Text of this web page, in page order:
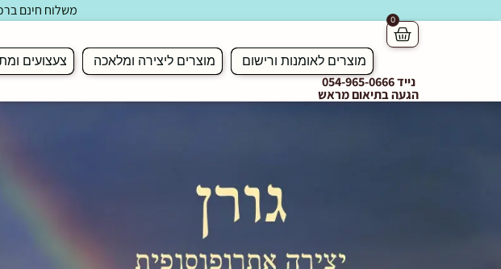
משלוח חינם
0
מוצרים לאומנות ורישום מוצרים ליצירה ומלאכה צעצועים
נייד 054-965-0666
הגעה בתיאום מראש